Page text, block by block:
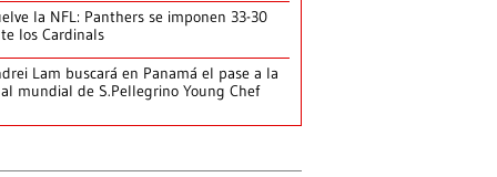
la NFL: Panthers se imponen 33-30
los Cardinals
Lam buscará en Panamá el pase a la
mundial de S.Pellegrino Young Chef